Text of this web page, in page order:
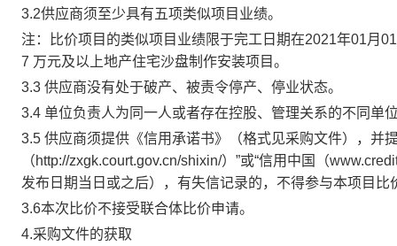
3.2供应商须至少具有五项类似项目业绩。
注：比价项目的类似项目业绩限于完工日期在2021年01月
7 万元及以上地产住宅沙盘制作安装项目。
3.3 供应商没有处于破产、被责令停产、停业状态。
3.4 单位负责人为同一人或者存在控股、管理关系的不同单
3.5 供应商须提供《信用承诺书》（格式见采购文件），并
（http://zxgk.court.gov.cn/shixin/）”或“信用中国（
发布日期当日或之后），有失信记录的，不得参与本项目 比
3.6本次 比价不接受联合体比价申请。
4.采购文件的获取